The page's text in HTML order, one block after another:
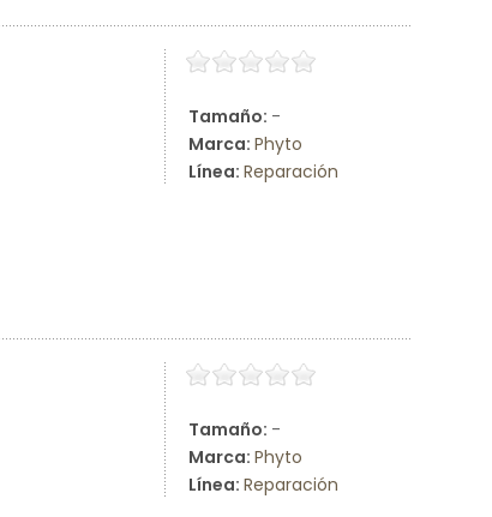
Tamaño: -
Marca: Phyto
Línea: Reparación
Tamaño: -
Marca: Phyto
Línea: Reparación